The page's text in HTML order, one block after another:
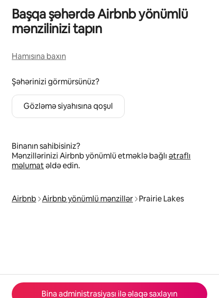
Bina administrasiyası ilə əlaqə saxlayın
Başqa şəhərdə Airbnb yönümlü
mənzilinizi tapın
Hamısına baxın
Şəhərinizi görmürsünüz?
Gözləmə siyahısına qoşul
Binanın sahibisiniz?
Mənzillərinizi Airbnb yönümlü etməklə bağlıətraflı
məlumatəldə edin.
Airbnb Airbnb yönümlü mənzillər Prairie Lakes